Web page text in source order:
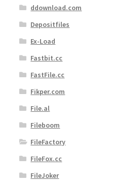
ddownload.com
Depositfiles
Ex-Load
Fastbit.cc
FastFile.cc
Fikper.com
File.al
Fileboom
FileFactory
FileFox.cc
FileJoker